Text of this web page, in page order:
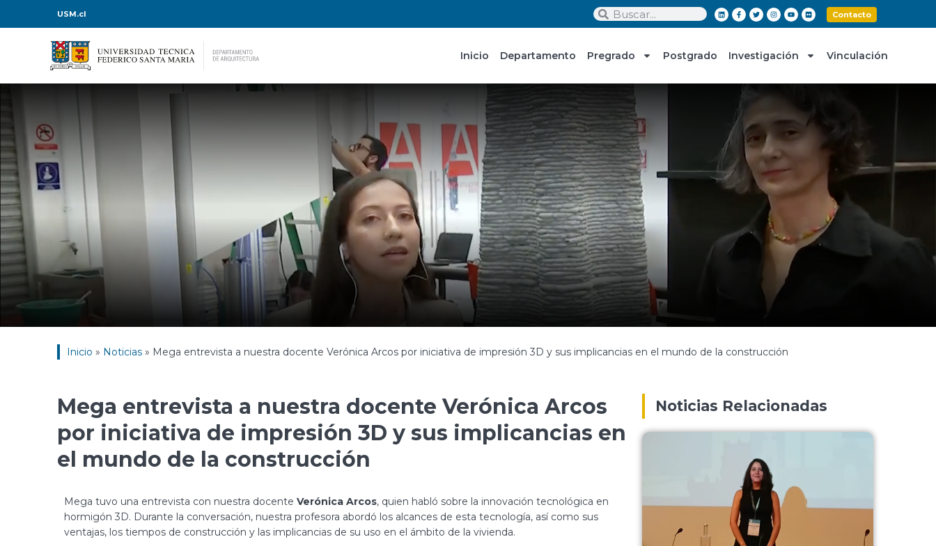
USM.cl Contacto
Inicio Departamento Pregrado Postgrado Investigación Vinculación
Inicio » Noticias » Mega entrevista a nuestra docente Verónica Arcos por iniciativa de impresión 3D y sus implicancias en el mundo de la construcción
Mega entrevista a nuestra docente Verónica Arcos
por iniciativa de impresión 3D y sus implicancias en
el mundo de la construcción
Mega tuvo una entrevista con nuestra docente Verónica Arcos, quien habló sobre la innovación tecnológica en
hormigón 3D. Durante la conversación, nuestra profesora abordó los alcances de esta tecnología, así como sus
ventajas, los tiempos de construcción y las implicancias de su uso en el ámbito de la vivienda.
Noticias Relacionadas